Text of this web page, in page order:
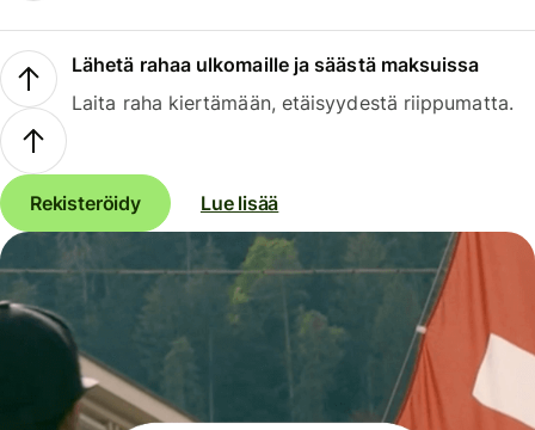
Lähetä rahaa ulkomaille ja säästä maksuissa
Laita raha kiertämään, etäisyydestä riippumatta.
Rekisteröidy Lue lisää